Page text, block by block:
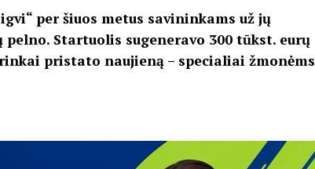
per šiuos metus savininkams už jų
Startuolis sugeneravo 300 tūkst. eurų
pristato naujieną – specialiai žmonėms